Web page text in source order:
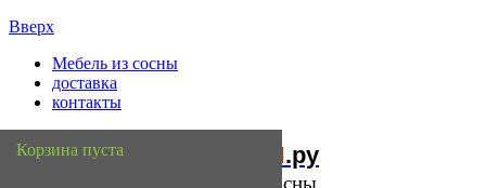
Вверх
Мебель из сосны
доставка
контакты
Мебель Сосны.ру
Интернет магазин мебели из сосны
Корзина пуста